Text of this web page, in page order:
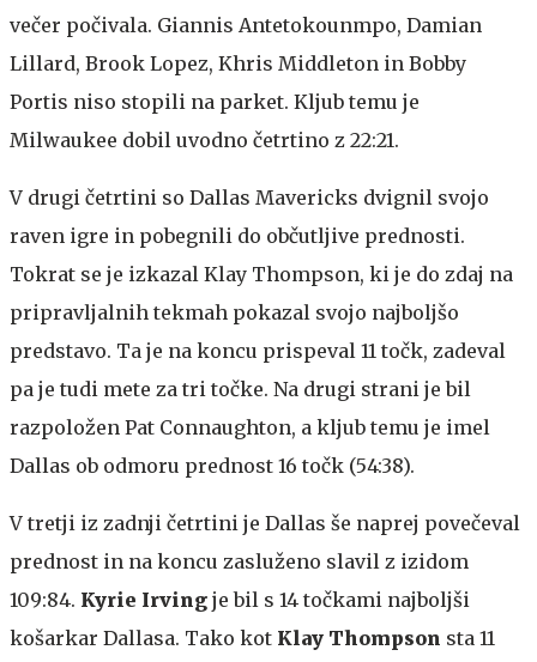
večer počivala. Giannis Antetokounmpo, Damian
Lillard, Brook Lopez, Khris Middleton in Bobby
Portis niso stopili na parket. Kljub temu je
Milwaukee dobil uvodno četrtino z 22:21.
V drugi četrtini so Dallas Mavericks dvignil svojo
raven igre in pobegnili do občutljive prednosti.
Tokrat se je izkazal Klay Thompson, ki je do zdaj na
pripravljalnih tekmah pokazal svojo najboljšo
predstavo. Ta je na koncu prispeval 11 točk, zadeval
pa je tudi mete za tri točke. Na drugi strani je bil
razpoložen Pat Connaughton, a kljub temu je imel
Dallas ob odmoru prednost 16 točk (54:38).
V tretji iz zadnji četrtini je Dallas še naprej povečeval
prednost in na koncu zasluženo slavil z izidom
109:84. Kyrie Irving je bil s 14 točkami najboljši
košarkar Dallasa. Tako kot Klay Thompson sta 11